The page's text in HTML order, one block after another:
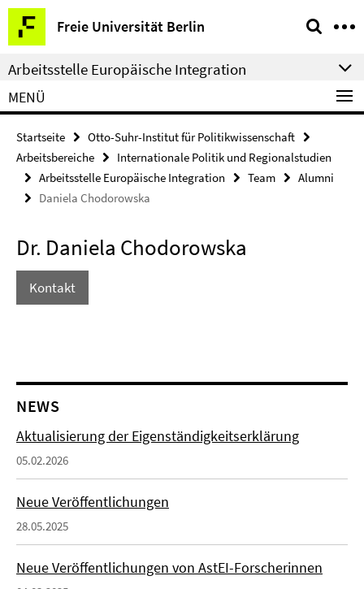
Springe
direkt
zu
Inhalt
Freie Universität Berlin
Service-
Navigation
Arbeitsstelle Europäische Integration
MENÜ
Startseite
Otto-Suhr-Institut für Politikwissenschaft
Arbeitsbereiche
Internationale Politik und Regionalstudien
Arbeitsstelle Europäische Integration
Team
Alumni
Daniela Chodorowska
Dr. Daniela Chodorowska
Kontakt
NEWS
Aktualisierung der Eigenständigkeitserklärung
05.02.2026
Neue Veröffentlichungen
28.05.2025
Neue Veröffentlichungen von AstEI-Forscherinnen